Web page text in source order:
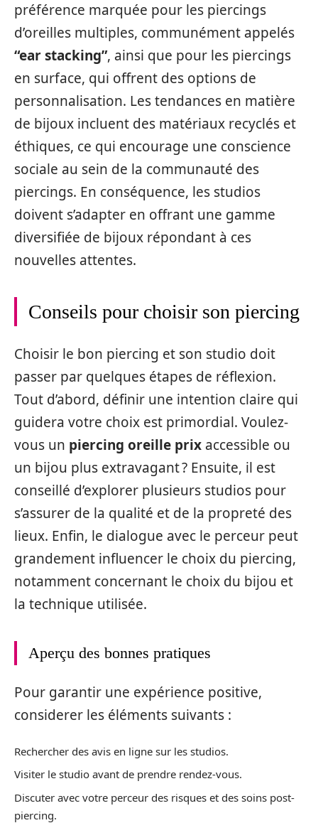
préférence marquée pour les piercings
d’oreilles multiples, communément appelés
“ear stacking”, ainsi que pour les piercings
en surface, qui offrent des options de
personnalisation. Les tendances en matière
de bijoux incluent des matériaux recyclés et
éthiques, ce qui encourage une conscience
sociale au sein de la communauté des
piercings. En conséquence, les studios
doivent s’adapter en offrant une gamme
diversifiée de bijoux répondant à ces
nouvelles attentes.
Conseils pour choisir son piercing
Choisir le bon piercing et son studio doit
passer par quelques étapes de réflexion.
Tout d’abord, définir une intention claire qui
guidera votre choix est primordial. Voulez-
vous un piercing oreille prix accessible ou
un bijou plus extravagant ? Ensuite, il est
conseillé d’explorer plusieurs studios pour
s’assurer de la qualité et de la propreté des
lieux. Enfin, le dialogue avec le perceur peut
grandement influencer le choix du piercing,
notamment concernant le choix du bijou et
la technique utilisée.
Aperçu des bonnes pratiques
Pour garantir une expérience positive,
considerer les éléments suivants :
Rechercher des avis en ligne sur les studios.
Visiter le studio avant de prendre rendez-vous.
Discuter avec votre perceur des risques et des soins post-
piercing.